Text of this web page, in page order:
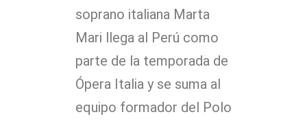
soprano italiana Marta
Mari llega al Perú como
parte de la temporada de
Ópera Italia y se suma al
equipo formador del Polo